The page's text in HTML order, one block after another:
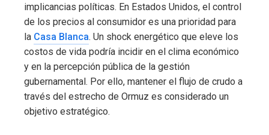
implicancias políticas. En Estados Unidos, el control
de los precios al consumidor es una prioridad para
la Casa Blanca. Un shock energético que eleve los
costos de vida podría incidir en el clima económico
y en la percepción pública de la gestión
gubernamental. Por ello, mantener el flujo de crudo a
través del estrecho de Ormuz es considerado un
objetivo estratégico.